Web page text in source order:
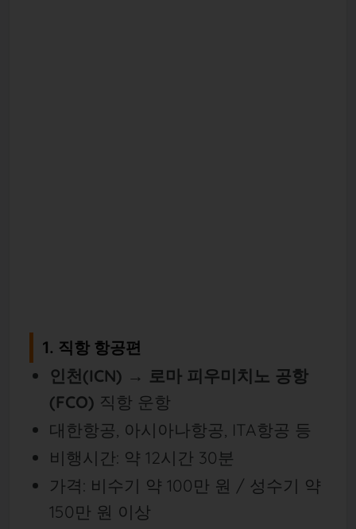
1. 직항 항공편
인천(ICN) → 로마 피우미치노 공항
(FCO) 직항 운항
대한항공, 아시아나항공, ITA항공 등
비행시간: 약 12시간 30분
가격: 비수기 약 100만 원 / 성수기 약
150만 원 이상